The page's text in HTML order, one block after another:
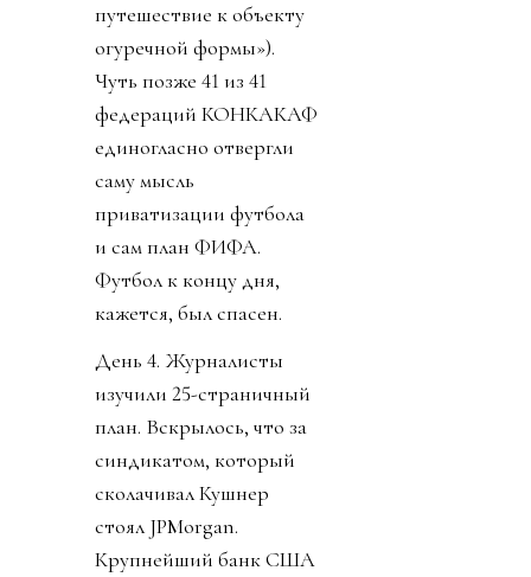
путешествие к объекту
огуречной формы»).
Чуть позже 41 из 41
федераций КОНКАКАФ
единогласно отвергли
саму мысль
приватизации футбола
и сам план ФИФА.
Футбол к концу дня,
кажется, был спасен.
День 4. Журналисты
изучили 25-страничный
план. Вскрылось, что за
синдикатом, который
сколачивал Кушнер
стоял JPMorgan.
Крупнейший банк США